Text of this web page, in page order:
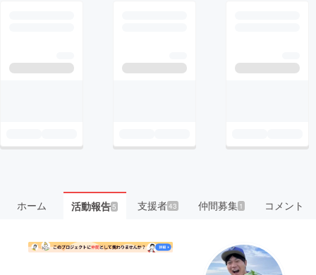
ホーム 活動報告5 支援者43 仲間募集 1 コメント